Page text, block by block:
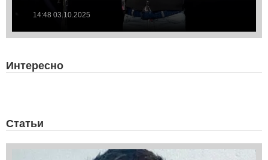
14:48 03.10.2025
Интересно
Статьи